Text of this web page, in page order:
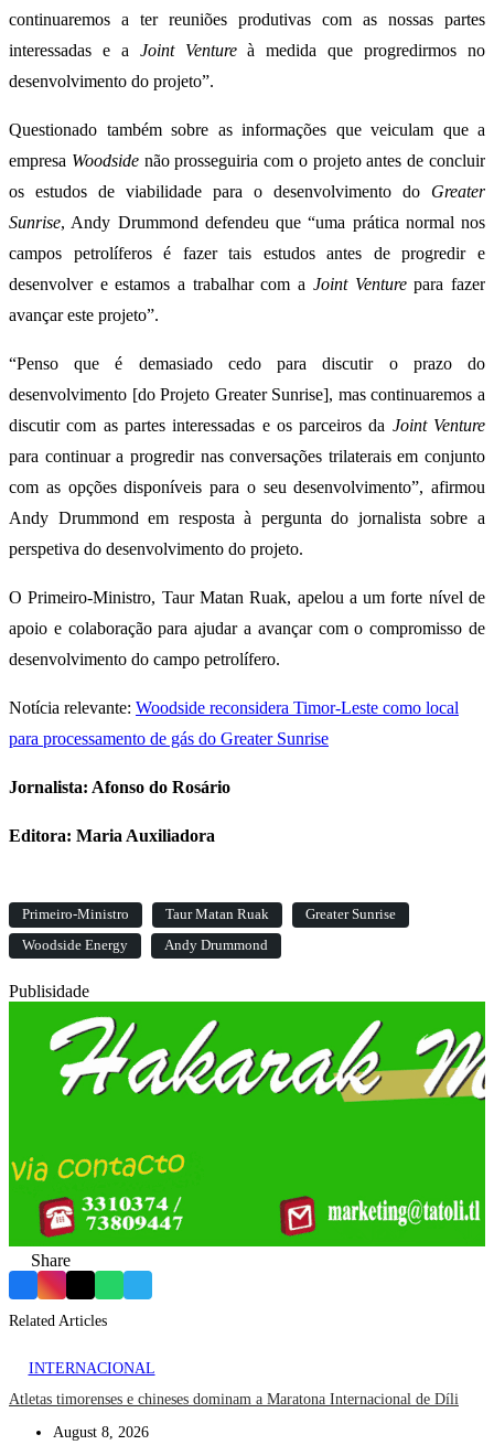
continuaremos a ter reuniões produtivas com as nossas partes
interessadas e a Joint Ventureà medida que progredirmos no
desenvolvimento do projeto”.
Questionado também sobre as informações que veiculam que a
empresa Woodsidenão prosseguiria com o projeto antes de concluir
os estudos de viabilidade para o desenvolvimento do Greater
Sunrise, Andy Drummond defendeu que “uma prática normal nos
campos petrolíferos é fazer tais estudos antes de progredir e
desenvolver e estamos a trabalhar com a Joint Venturepara fazer
avançar este projeto”.
“Penso que é demasiado cedo para discutir o prazo do
desenvolvimento [do Projeto Greater Sunrise], mas continuaremos a
discutir com as partes interessadas e os parceiros da Joint Venture
para continuar a progredir nas conversações trilaterais em conjunto
com as opções disponíveis para o seu desenvolvimento”, afirmou
Andy Drummond em resposta à pergunta do jornalista sobre a
perspetiva do desenvolvimento do projeto.
O Primeiro-Ministro, Taur Matan Ruak, apelou a um forte nível de
apoio e colaboração para ajudar a avançar com o compromisso de
desenvolvimento do campo petrolífero.
Notícia relevante: Woodside reconsidera Timor-Leste como local
para processamento de gás do Greater Sunrise
Jornalista: Afonso do Rosário
Editora: Maria Auxiliadora
Primeiro-Ministro Taur Matan Ruak
Greater Sunrise
Woodside Energy
Andy Drummond
Publisidade
Share
FacebookInstagram
Related Articles
INTERNACIONAL
Atletas timorenses e chineses dominam a Maratona Internacional de Díli
August 8, 2026